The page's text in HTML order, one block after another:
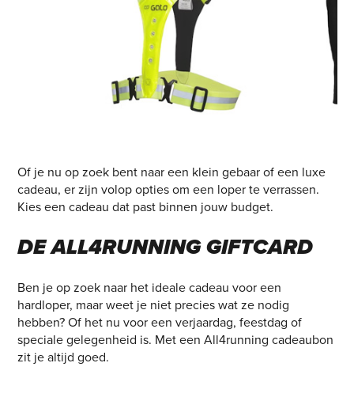
Of je nu op zoek bent naar een klein gebaar of een luxe
cadeau, er zijn volop opties om een loper te verrassen.
Kies een cadeau dat past binnen jouw budget.
DE ALL4RUNNING GIFTCARD
Ben je op zoek naar het ideale cadeau voor een
hardloper, maar weet je niet precies wat ze nodig
hebben? Of het nu voor een verjaardag, feestdag of
speciale gelegenheid is. Met een All4running cadeaubon
zit je altijd goed.